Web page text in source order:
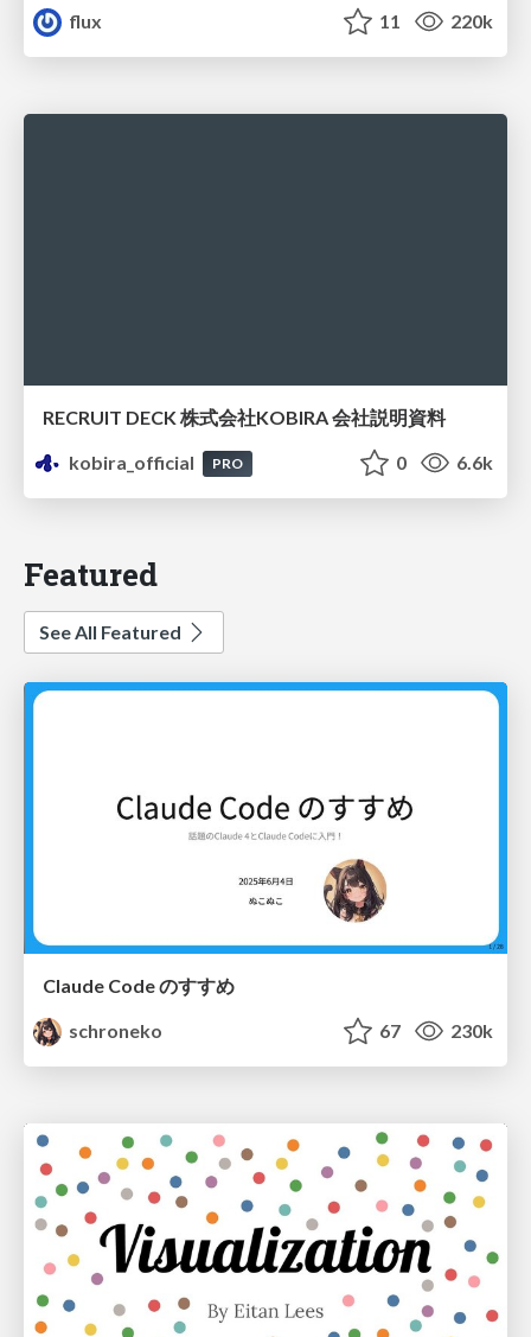
flux
11 220k
RECRUIT DECK 株式会社KOBIRA 会社説明資料
kobira_official
PRO 0 6.6k
Featured
See All Featured
Claude Code のすすめ
schroneko
67 230k